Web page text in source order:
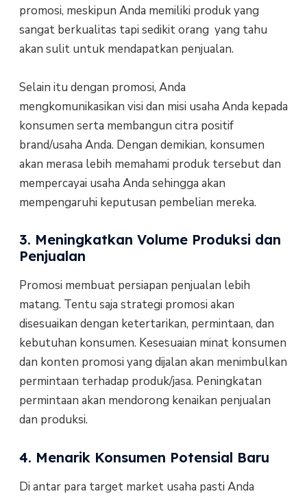
promosi, meskipun Anda memiliki produk yang
sangat berkualitas tapi sedikit orang yang tahu
akan sulit untuk mendapatkan penjualan.
Selain itu dengan promosi, Anda
mengkomunikasikan visi dan misi usaha Anda kepada
konsumen serta membangun citra positif
brand/usaha Anda. Dengan demikian, konsumen
akan merasa lebih memahami produk tersebut dan
mempercayai usaha Anda sehingga akan
mempengaruhi keputusan pembelian mereka.
3. Meningkatkan Volume Produksi dan
Penjualan
Promosi membuat persiapan penjualan lebih
matang. Tentu saja strategi promosi akan
disesuaikan dengan ketertarikan, permintaan, dan
kebutuhan konsumen. Kesesuaian minat konsumen
dan konten promosi yang dijalan akan menimbulkan
permintaan terhadap produk/jasa. Peningkatan
permintaan akan mendorong kenaikan penjualan
dan produksi.
4. Menarik Konsumen Potensial Baru
Di antar para target market usaha pasti Anda